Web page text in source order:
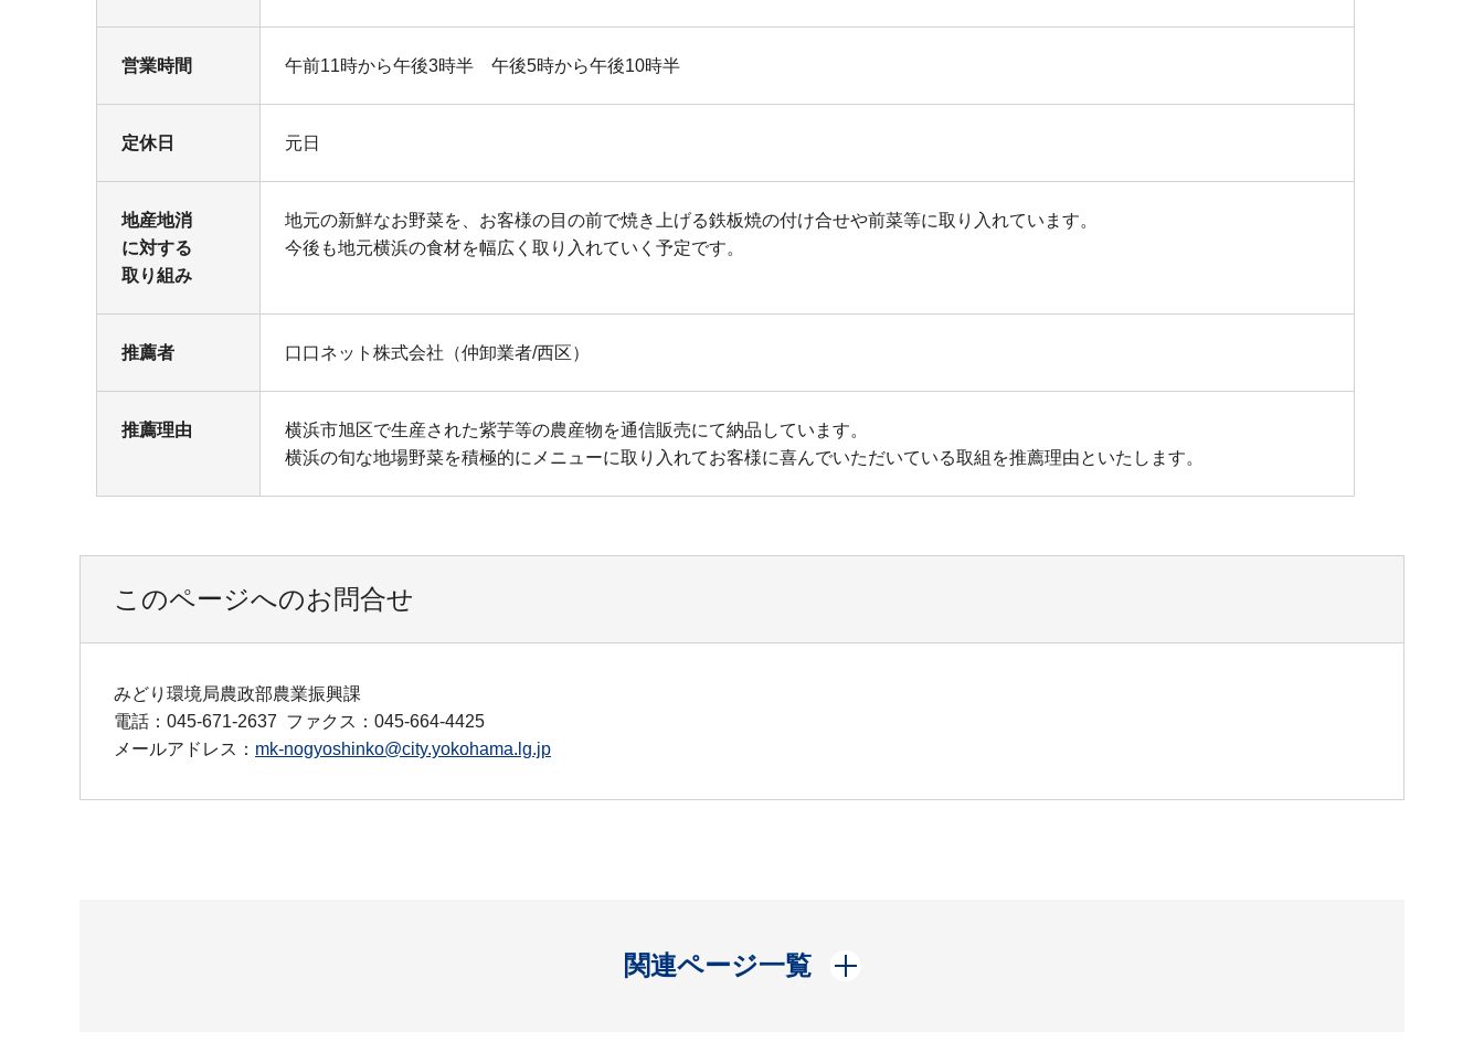
営業時間 午前11時から午後3時半 午後5時から午後10時半
定休日 元日
地産地消
に対する
取り組み
地元の新鮮なお野菜を、お客様の目の前で焼き上げる鉄板焼の付け合せや前菜等に取り入れています。
今後も地元横浜の食材を幅広く取り入れていく予定です。
推薦者 口口ネット株式会社（仲卸業者/西区）
推薦理由
横浜市旭区で生産された紫芋等の農産物を通信販売にて納品しています。
横浜の旬な地場野菜を積極的にメニューに取り入れてお客様に喜んでいただいている取組を推薦理由といたします。
このページへのお問合せ
みどり環境局農政部農業振興課
電話：045-671-2637 ファクス：045-664-4425
メールアドレス： mk-nogyoshinko@city.yokohama.lg.jp
関連ページ一覧
開く